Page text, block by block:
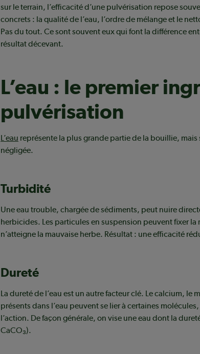
sur le terrain, l’efficacité d’une pulvérisation repose
concrets : la qualité de l’eau, l’ordre de mélange et le
Pas du tout. Ce sont souvent eux qui font la différence
résultat décevant.
L’eau : le premier
pulvérisation
L’eau représente la plus grande partie de la bouillie,
négligée.
Turbidité
Une eau trouble, chargée de sédiments, peut nuire
herbicides. Les particules en suspension peuvent fixer la
n’atteigne la mauvaise herbe. Résultat : une efficacité
Dureté
La dureté de l’eau est un autre facteur clé. Le calcium, le
présents dans l’eau peuvent se lier à certaines
l’action. De façon générale, on vise une eau dont la
CaCO₃).